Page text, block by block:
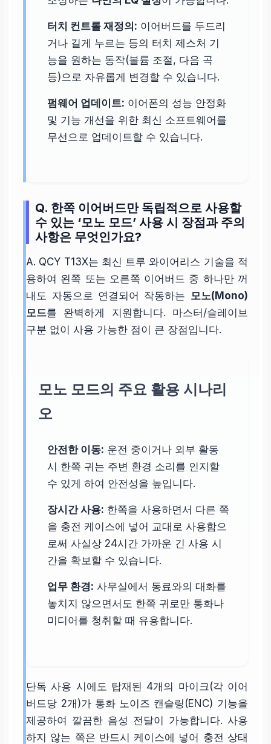
터치 컨트롤 재정의: 이어버드를 두드리
거나 길게 누르는 등의 터치 제스처 기
능을 원하는 동작(볼륨 조절, 다음 곡
등)으로 자유롭게 변경할 수 있습니다.
펌웨어 업데이트: 이어폰의 성능 안정화
및 기능 개선을 위한 최신 소프트웨어를
무선으로 업데이트할 수 있습니다.
Q. 한쪽 이어버드만 독립적으로 사용할
수 있는 ‘모노 모드’ 사용 시 장점과 주의
사항은 무엇인가요?
A. QCY T13X는 최신 트루 와이어리스 기술을 적
용하여 왼쪽 또는 오른쪽 이어버드 중 하나만 꺼
내도 자동으로 연결되어 작동하는 모노(Mono)
모드를 완벽하게 지원합니다. 마스터/슬레이브
구분 없이 사용 가능한 점이 큰 장점입니다.
모노 모드의 주요 활용 시나리
오
안전한 이동: 운전 중이거나 외부 활동
시 한쪽 귀는 주변 환경 소리를 인지할
수 있게 하여 안전성을 높입니다.
장시간 사용: 한쪽을 사용하면서 다른 쪽
을 충전 케이스에 넣어 교대로 사용함으
로써 사실상 24시간 가까운 긴 사용 시
간을 확보할 수 있습니다.
업무 환경: 사무실에서 동료와의 대화를
놓치지 않으면서도 한쪽 귀로만 통화나
미디어를 청취할 때 유용합니다.
단독 사용 시에도 탑재된 4개의 마이크(각 이어
버드당 2개)가 통화 노이즈 캔슬링(ENC) 기능을
제공하여 깔끔한 음성 전달이 가능합니다. 사용
하지 않는 쪽은 반드시 케이스에 넣어 충전 상태